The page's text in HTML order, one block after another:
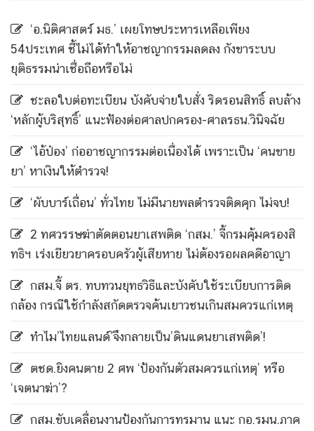
‘อ.นิติศาสตร์ มธ.’ เผยโทษประหารเหลือเพียง
54ประเทศ ชี้ไม่ได้ทำให้อาชญากรรมลดลง กังขาระบบ
ยุติธรรมน่าเชื่อถือหรือไม่
ชะลอใบต่อทะเบียน บังคับจ่ายใบสั่ง ริดรอนสิทธิ์ ลบล้าง
‘หลักผู้บริสุทธิ์’ แนะฟ้องต่อศาลปกครอง-ศาลรธน.วินิจฉัย
‘ไอ้ป๋อง’ ก่ออาชญากรรมต่อเนื่องได้ เพราะเป็น ‘คนขาย
ยา’ หาเงินให้ตำรวจ!
‘ผับบาร์เถื่อน’ ทั่วไทย ไม่มีนายพลตำรวจติดคุก ไม่จบ!
2 ทศวรรษฆ่าตัดตอนยาเสพติด ‘กสม.’ จี้กรมคุ้มครองสิ
ทธิฯ เร่งเยียวยาครอบครัวผู้เสียหาย ไม่ต้องรอผลคดีอาญา
กสม.จี้ ตร. ทบทวนยุทธวิธีและบังคับใช้ระเบียบการติด
กล้อง กรณีใช้กำลังสกัดตรวจค้นเยาวชนเกินสมควรแก่เหตุ
ทำไม’ไทยแลนด์’จึงกลายเป็น’ดินแดนยาเสพติด’!
ตชด.ยิงคนตาย 2 ศพ ‘ป้องกันตัวสมควรแก่เหตุ’ หรือ
‘เจตนาฆ่า’?
กสม.ขับเคลื่อนงานป้องกันการทรมาน แนะ กอ.รมน.ภาค